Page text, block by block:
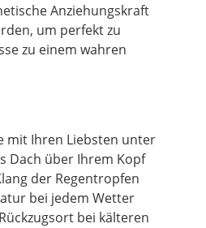
Anziehungskraft
um perfekt zu
zu einem wahren
mit Ihren Liebsten unter
Dach über Ihrem Kopf
der Regentropfen
bei jedem Wetter
bei kälteren